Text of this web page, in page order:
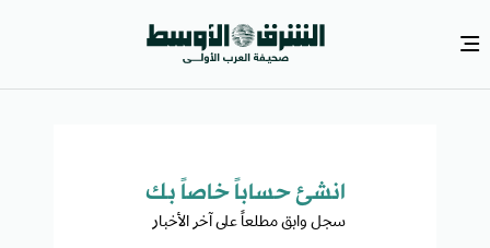
انشئ حساباً خاصاً بك​
سجل وابق مطلعاً على آخر الأخبار ​